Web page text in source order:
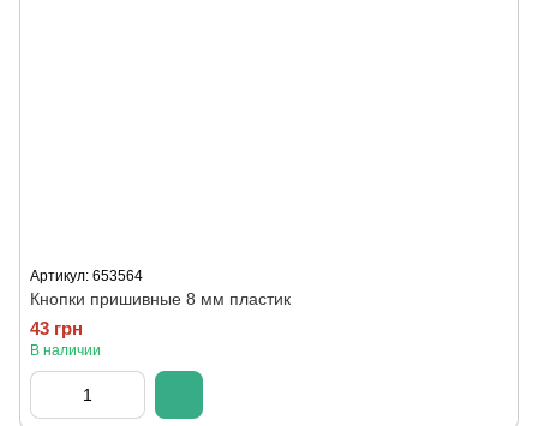
Артикул: 653564
Кнопки пришивные 8 мм пластик
43 грн
В наличии